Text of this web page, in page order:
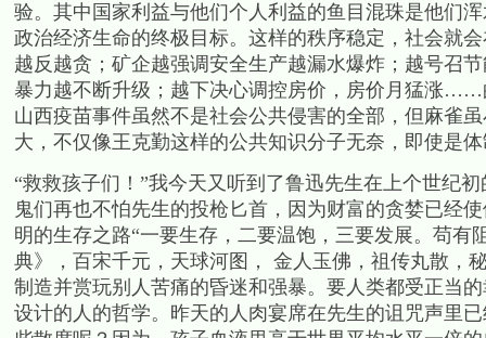
验。其中国家利益与他们个人利益的鱼目混珠是他们
政治经济生命的终极目标。这样的秩序稳定，社会就
越反越贪；矿企越强调安全生产越漏水爆炸；越号召
暴力越不断升级；越下决心调控房价，房价月猛涨
山西疫苗事件虽然不是社会公共侵害的全部，但麻雀
大，不仅像王克勤这样的公共知识分子无奈，即使是
“救救孩子们！”我今天又听到了鲁迅先生在上个世纪
鬼们再也不怕先生的投枪匕首，因为财富的贪婪已经
明的生存之路“一要生存，二要温饱，三要发展。苟
典》，百宋千元，天球河图， 金人玉佛，祖传丸散，
制造并赏玩别人苦痛的昏迷和强暴。要人类都受正当
设计的人的哲学。昨天的人肉宴席在先生的诅咒声里